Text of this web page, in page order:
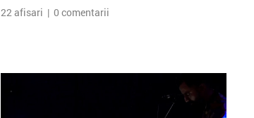
22 afisari | 0 comentarii